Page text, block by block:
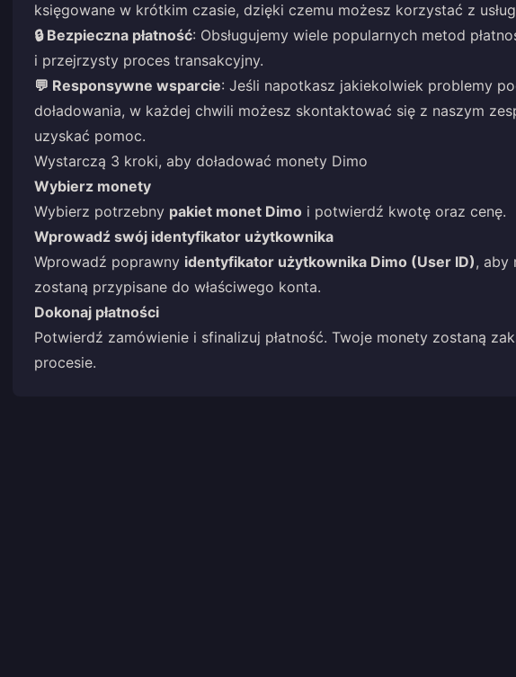
księgowane w krótkim czasie, dzięki czemu możesz korzystać z
🔒 Bezpieczna płatność: Obsługujemy wiele popularnych metod
i przejrzysty proces transakcyjny.
💬 Responsywne wsparcie: Jeśli napotkasz jakiekolwiek problemy
doładowania, w każdej chwili możesz skontaktować się z naszym
uzyskać pomoc.
Wystarczą 3 kroki, aby doładować monety Dimo
Wybierz monety
Wybierz potrzebny pakiet monet Dimo i potwierdź kwotę oraz cenę.
Wprowadź swój identyfikator użytkownika
Wprowadź poprawny identyfikator użytkownika Dimo (User ID), aby
zostaną przypisane do właściwego konta.
Dokonaj płatności
Potwierdź zamówienie i sfinalizuj płatność. Twoje monety zostaną
procesie.